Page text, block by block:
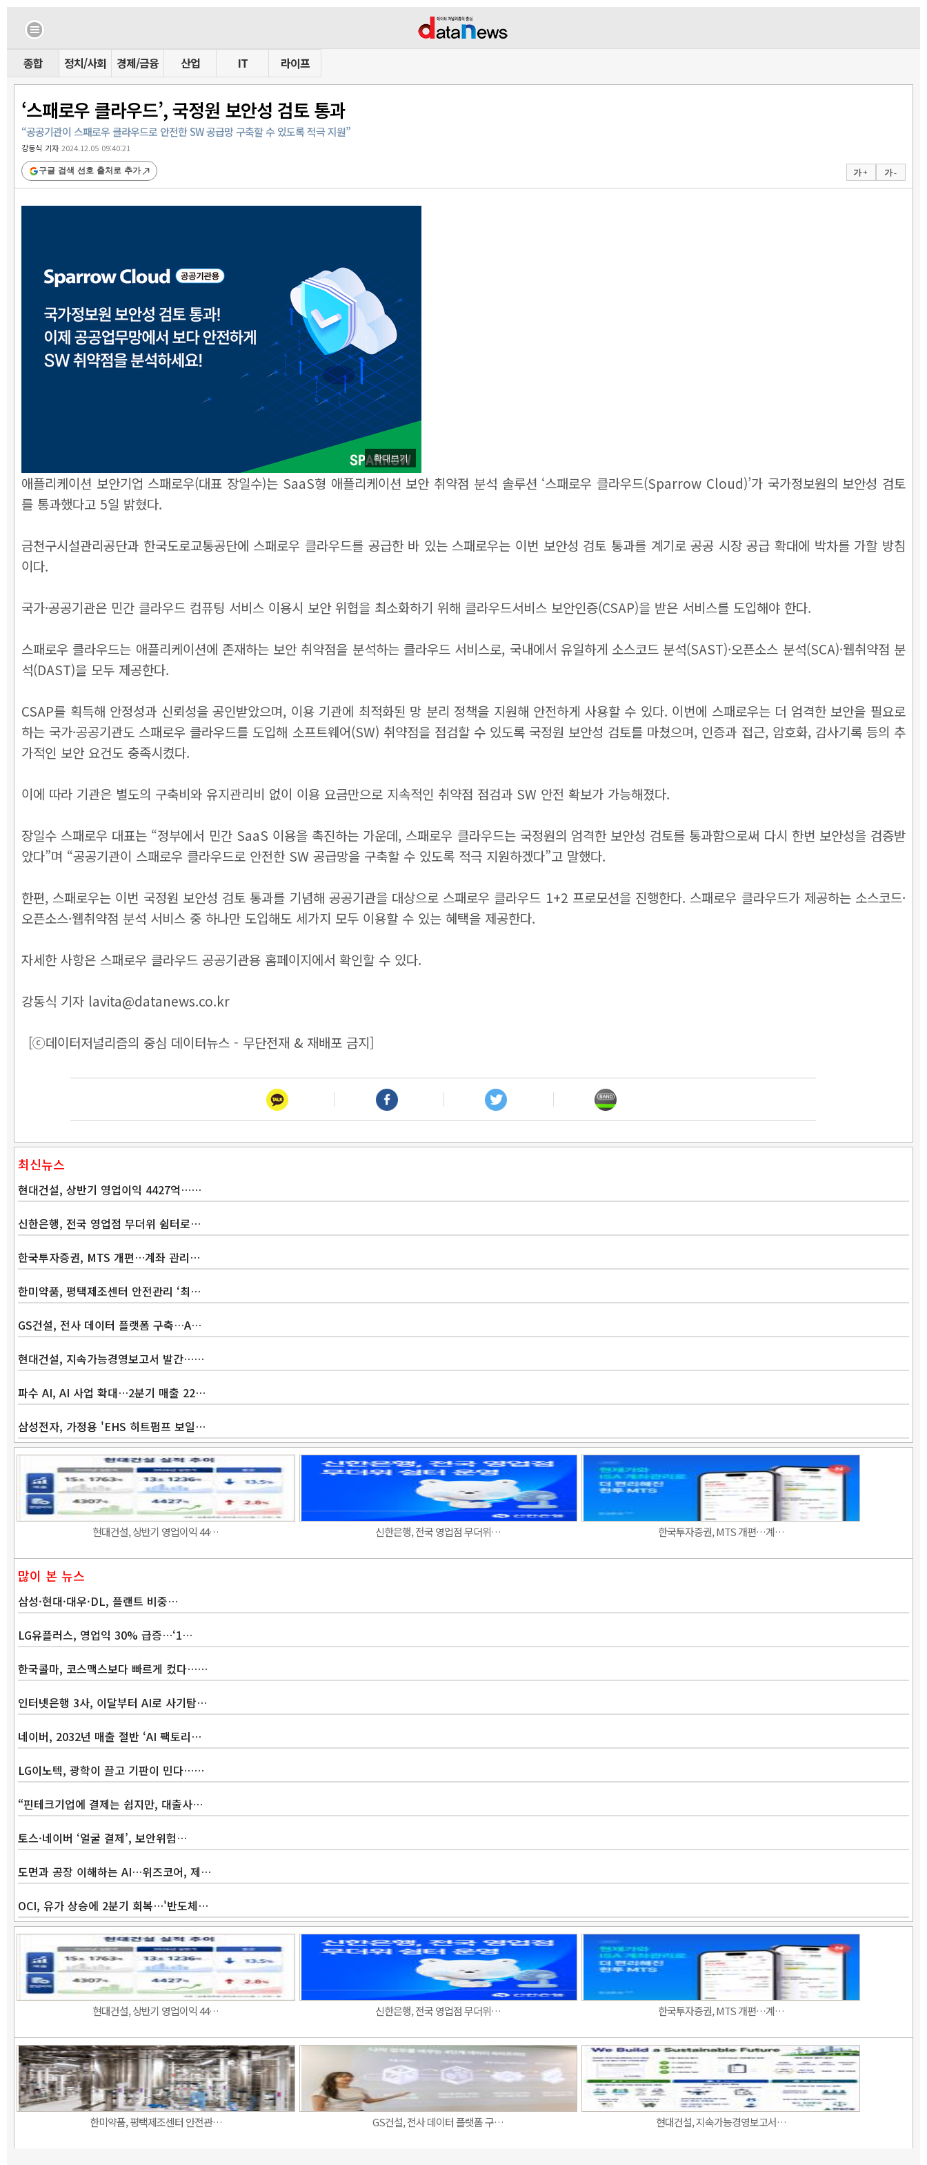
종합 정치/사회 경제/금융 산업 IT 라이프
‘스패로우 클라우드’, 국정원 보안성 검토 통과
“공공기관이 스패로우 클라우드로 안전한 SW 공급망 구축할 수 있도록 적극 지원”
강동식 기자2024.12.05 09:40:21
가 + 가 -
구글 검색 선호 출처로 추가
확대보기
애플리케이션 보안기업 스패로우(대표 장일수)는 SaaS형 애플리케이션 보안 취약점 분석 솔루션 ‘스패로우 클라우드(Sparrow Cloud)’가 국가정보원의 보안성 검토
를 통과했다고 5일 밝혔다.
금천구시설관리공단과 한국도로교통공단에 스패로우 클라우드를 공급한 바 있는 스패로우는 이번 보안성 검토 통과를 계기로 공공 시장 공급 확대에 박차를 가할 방침
이다.
국가·공공기관은 민간 클라우드 컴퓨팅 서비스 이용시 보안 위협을 최소화하기 위해 클라우드서비스 보안인증(CSAP)을 받은 서비스를 도입해야 한다.
스패로우 클라우드는 애플리케이션에 존재하는 보안 취약점을 분석하는 클라우드 서비스로, 국내에서 유일하게 소스코드 분석(SAST)·오픈소스 분석(SCA)·웹취약점 분
석(DAST)을 모두 제공한다.
CSAP를 획득해 안정성과 신뢰성을 공인받았으며, 이용 기관에 최적화된 망 분리 정책을 지원해 안전하게 사용할 수 있다. 이번에 스패로우는 더 엄격한 보안을 필요로
하는 국가·공공기관도 스패로우 클라우드를 도입해 소프트웨어(SW) 취약점을 점검할 수 있도록 국정원 보안성 검토를 마쳤으며, 인증과 접근, 암호화, 감사기록 등의 추
가적인 보안 요건도 충족시켰다.
이에 따라 기관은 별도의 구축비와 유지관리비 없이 이용 요금만으로 지속적인 취약점 점검과 SW 안전 확보가 가능해졌다.
장일수 스패로우 대표는 “정부에서 민간 SaaS 이용을 촉진하는 가운데, 스패로우 클라우드는 국정원의 엄격한 보안성 검토를 통과함으로써 다시 한번 보안성을 검증받
았다”며 “공공기관이 스패로우 클라우드로 안전한 SW 공급망을 구축할 수 있도록 적극 지원하겠다”고 말했다.
한편, 스패로우는 이번 국정원 보안성 검토 통과를 기념해 공공기관을 대상으로 스패로우 클라우드 1+2 프로모션을 진행한다. 스패로우 클라우드가 제공하는 소스코드·
오픈소스·웹취약점 분석 서비스 중 하나만 도입해도 세가지 모두 이용할 수 있는 혜택을 제공한다.
자세한 사항은 스패로우 클라우드 공공기관용 홈페이지에서 확인할 수 있다.
강동식 기자 lavita@datanews.co.kr
[ⓒ데이터저널리즘의 중심 데이터뉴스 - 무단전재 & 재배포 금지]
최신뉴스
현대건설, 상반기 영업이익 4427억……
신한은행, 전국 영업점 무더위 쉼터로…
한국투자증권, MTS 개편…계좌 관리…
한미약품, 평택제조센터 안전관리 ‘최…
GS건설, 전사 데이터 플랫폼 구축…A…
현대건설, 지속가능경영보고서 발간……
파수 AI, AI 사업 확대…2분기 매출 22…
삼성전자, 가정용 'EHS 히트펌프 보일…
현대건설, 상반기 영업이익 44… 신한은행, 전국 영업점 무더위… 한국투자증권, MTS 개편…계…
많이 본 뉴스
삼성·현대·대우·DL, 플랜트 비중…
LG유플러스, 영업익 30% 급증…‘1…
한국콜마, 코스맥스보다 빠르게 컸다……
인터넷은행 3사, 이달부터 AI로 사기탐…
네이버, 2032년 매출 절반 ‘AI 팩토리…
LG이노텍, 광학이 끌고 기판이 민다……
“핀테크기업에 결제는 쉽지만, 대출사…
토스·네이버 ‘얼굴 결제’, 보안위험…
도면과 공장 이해하는 AI…위즈코어, 제…
OCI, 유가 상승에 2분기 회복…'반도체…
현대건설, 상반기 영업이익 44… 신한은행, 전국 영업점 무더위… 한국투자증권, MTS 개편…계…
한미약품, 평택제조센터 안전관… GS건설, 전사 데이터 플랫폼 구… 현대건설, 지속가능경영보고서…